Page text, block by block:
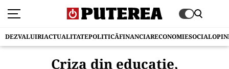
DEZVALUIRIACTUALITATEPOLITICĂFINANCIARECONOMIESOCIAL
Criza din educație,